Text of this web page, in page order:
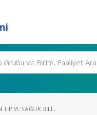
VE SAĞLIK BILI...